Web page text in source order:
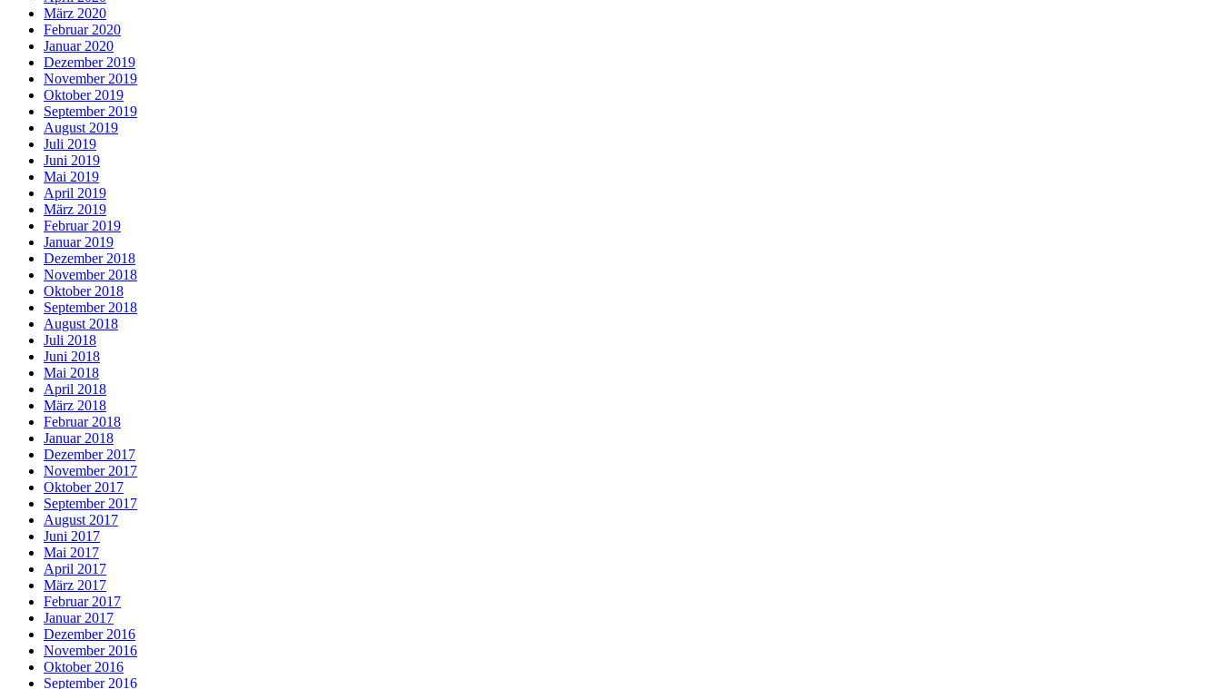
März 2020
Februar 2020
Januar 2020
Dezember 2019
November 2019
Oktober 2019
September 2019
August 2019
Juli 2019
Juni 2019
Mai 2019
April 2019
März 2019
Februar 2019
Januar 2019
Dezember 2018
November 2018
Oktober 2018
September 2018
August 2018
Juli 2018
Juni 2018
Mai 2018
April 2018
März 2018
Februar 2018
Januar 2018
Dezember 2017
November 2017
Oktober 2017
September 2017
August 2017
Juni 2017
Mai 2017
April 2017
März 2017
Februar 2017
Januar 2017
Dezember 2016
November 2016
Oktober 2016
September 2016